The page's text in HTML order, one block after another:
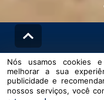
©
Nós usamos cookies e
Nós usamos cookies
melhorar a sua
publicidade e
nossos serviços, você